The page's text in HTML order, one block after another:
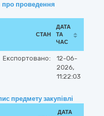
проведення
СТАН
ДАТА
ТА
ЧАС
Експортовано:
12-06-
2026,
11:22:03
предмету закупівлі
ДАТА